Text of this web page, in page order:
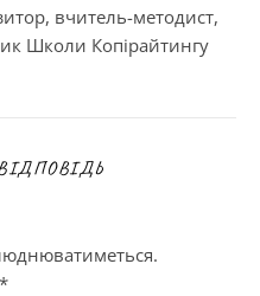
вчитель-методист,
Школи Копірайтингу
*